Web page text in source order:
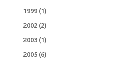
1999(1)
2002(2)
2003(1)
2005(6)